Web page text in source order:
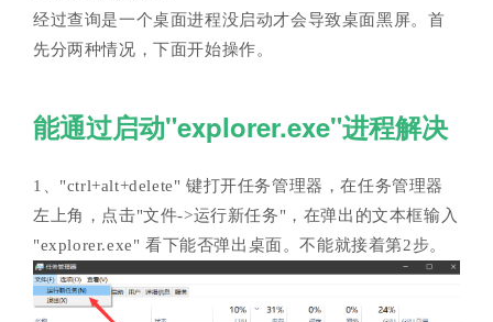
经过查询是一个桌面进程没启动才会导致桌面黑屏。首
先分两种情况，下面开始操作。
能通过启动"explorer.exe"进程解决
1、"ctrl+alt+delete" 键打开任务管理器，在任务管理器
左上角，点击"文件->运行新任务"，在弹出的文本框输入
"explorer.exe" 看下能否弹出桌面。不能就接着第2步。